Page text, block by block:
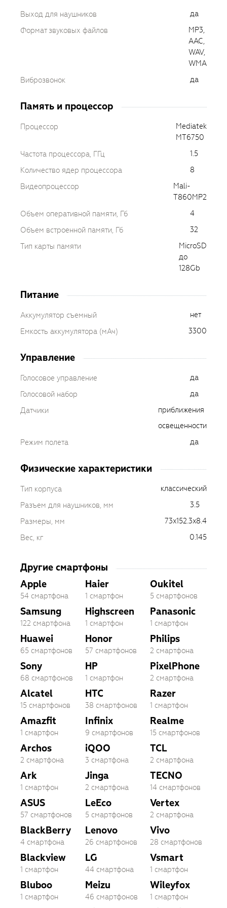
Выход для наушников
да
Формат звуковых файлов
MP3,
AAC,
WAV,
WMA
Виброзвонок
да
Память и процессор
Процессор
Mediatek
MT6750
Частота процессора, ГГц
1.5
Количество ядер процессора
8
Видеопроцессор
Mali-
T860MP2
Объем оперативной памяти, Гб
4
Объем встроенной памяти, Гб
32
Тип карты памяти
MicroSD
до
128Gb
Питание
Аккумулятор съемный
нет
Емкость аккумулятора (мАч)
3300
Управление
Голосовое управление
да
Голосовой набор
да
Датчики
приближения
освещенности
Режим полета
да
Физические характеристики
Тип корпуса
классический
Разъем для наушников, мм
3.5
Размеры, мм
73x152.3x8.4
Вес, кг
0.145
Другие смартфоны
Apple
54 смартфона
Samsung
122 смартфона
Huawei
65 смартфонов
Sony
68 смартфонов
Alcatel
15 смартфонов
Amazfit
1 смартфон
Archos
2 смартфона
Ark
1 смартфон
ASUS
57 смартфонов
BlackBerry
4 смартфона
Blackview
1 смартфон
Bluboo
1 смартфон
Haier
1 смартфон
Highscreen
1 смартфон
Honor
57 смартфонов
HP
1 смартфон
HTC
38 смартфонов
Infinix
9 смартфонов
iQOO
3 смартфона
Jinga
2 смартфона
LeEco
5 смартфонов
Lenovo
26 смартфонов
LG
44 смартфона
Meizu
46 смартфонов
Oukitel
5 смартфонов
Panasonic
1 смартфон
Philips
2 смартфона
PixelPhone
2 смартфона
Razer
1 смартфон
Realme
15 смартфонов
TCL
2 смартфона
TECNO
14 смартфонов
Vertex
2 смартфона
Vivo
28 смартфонов
Vsmart
1 смартфон
Wileyfox
1 смартфон